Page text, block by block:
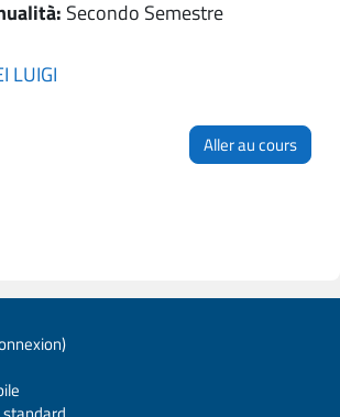
: Secondo Semestre
LUIGI
Aller au cours
)